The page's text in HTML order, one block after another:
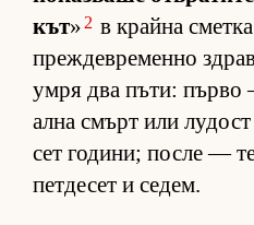
кът» 2 в крайна
преж­дев­ре­менно
умря два пъ­ти:
ална смърт или
сет го­ди­ни; после —
пет­де­сет и се­дем.